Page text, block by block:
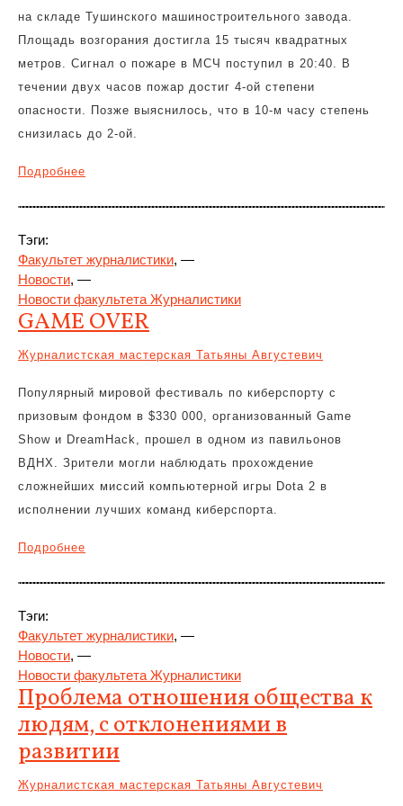
на складе Тушинского машиностроительного завода.
Площадь возгорания достигла 15 тысяч квадратных
метров. Сигнал о пожаре в МСЧ поступил в 20:40. В
течении двух часов пожар достиг 4-ой степени
опасности. Позже выяснилось, что в 10-м часу степень
снизилась до 2-ой.
Подробнее
Тэги:
Факультет журналистики, —
Новости, —
Новости факультета Журналистики
GAME OVER
Журналистская мастерская Татьяны Августевич
Популярный мировой фестиваль по киберспорту с
призовым фондом в $330 000, организованный Game
Show и DreamHack, прошел в одном из павильонов
ВДНХ. Зрители могли наблюдать прохождение
сложнейших миссий компьютерной игры Dota 2 в
исполнении лучших команд киберспорта.
Подробнее
Тэги:
Факультет журналистики, —
Новости, —
Новости факультета Журналистики
Проблема отношения общества к
людям, с отклонениями в
развитии
Журналистская мастерская Татьяны Августевич